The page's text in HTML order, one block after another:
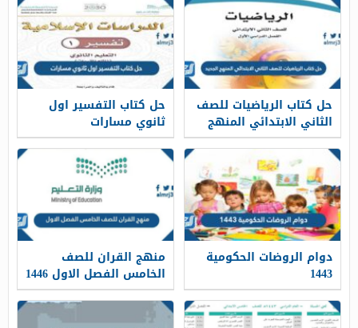
حل كتاب الرياضيات للصف
الثاني الابتدائي المنهج
الجديد
حل كتاب التفسير اول
ثانوي مسارات
دوام الروضات الحكومية
1443
منهج القران للصف
الخامس الفصل الاول 1446